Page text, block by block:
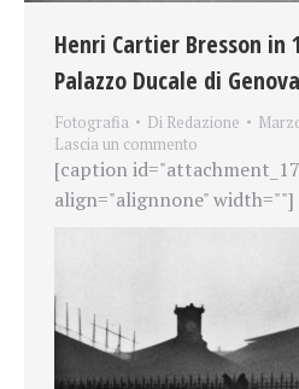
Henri Cartier Bresson in
Palazzo Ducale di Genova
Fotografia Di Redazione
Lascia un commento
[caption
align="alignnone" width=""]